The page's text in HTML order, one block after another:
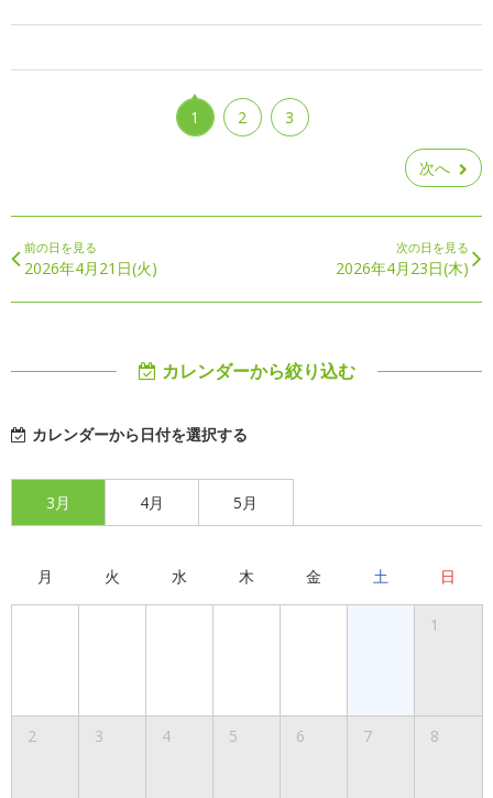
1 2 3
次へ
前の日を見る
2026年4月21日(火)
次の日を見る
2026年4月23日(木)
カレンダーから絞り込む
カレンダーから日付を選択する
3月 4月 5月
月 火 水 木 金 土 日
1
2 3 4 5 6 7 8